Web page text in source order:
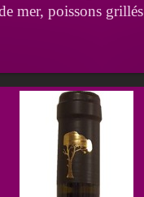
mer, poissons grillés